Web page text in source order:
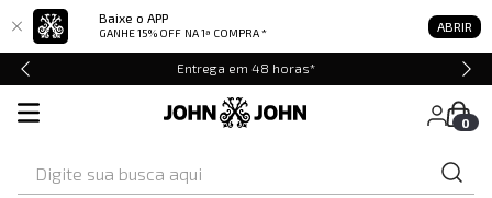
Baixe o APP
GANHE 15% OFF NA 1ª COMPRA * ABRIR
Entrega em 48 horas*
0